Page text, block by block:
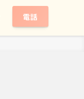
電話